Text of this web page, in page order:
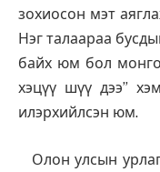
зохиосон мэт
Нэг талаараа
байх юм бол
хэцүү шүү дээ”
илэрхийлсэн юм.
Олон улсын